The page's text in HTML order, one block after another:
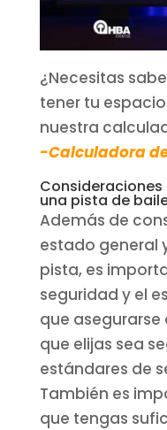
¿Necesitas
tener tu
nuestra
-Calculadora
una pista de
Además de
estado general
pista, es
seguridad y el
que asegurarse
que elijas sea
estándares de
También es
que tengas